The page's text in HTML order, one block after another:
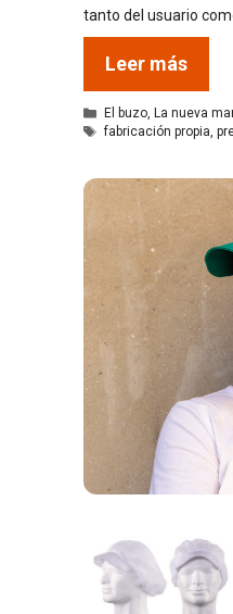
tanto del usuario
Leer más
Categorías
El buzo, La nueva
Etiquetas
fabricación propia,